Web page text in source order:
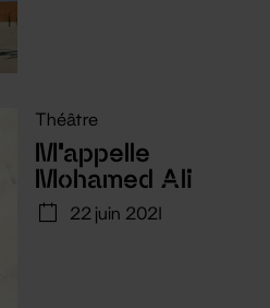
Théâtre
M’appelle
Mohamed Ali
22 juin 2021